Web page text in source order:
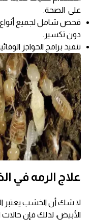
على الصحة.
فحص شامل لجميع أنواع
دون تكسير.
تنفيذ برامج الحواجز
علاج الرمه في
لا شك أن الخشب يعتبر
الأبيض، لذلك فإن حالات